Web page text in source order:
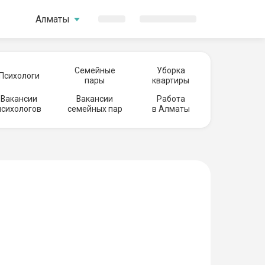
Алматы
Семейные
пары
Уборка
квартиры
Вакансии
Вакансии
семейных пар
Работа
в Алматы